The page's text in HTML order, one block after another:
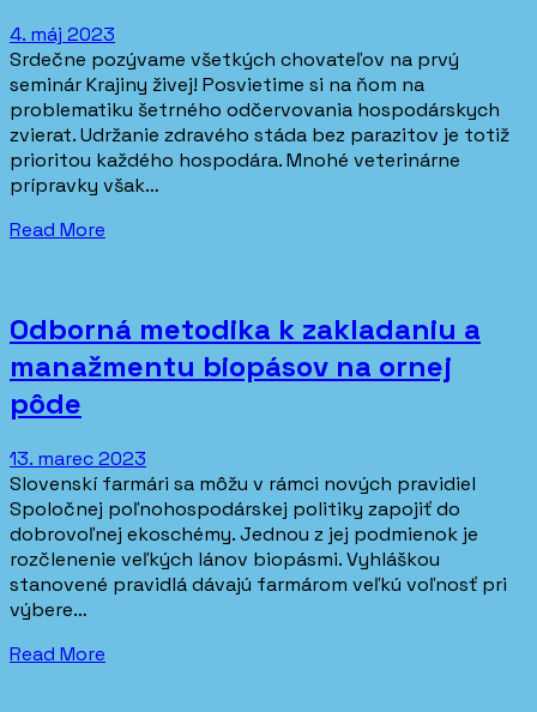
4. máj 2023
Srdečne pozývame všetkých chovateľov na prvý
seminár Krajiny živej! Posvietime si na ňom na
problematiku šetrného odčervovania hospodárskych
zvierat. Udržanie zdravého stáda bez parazitov je totiž
prioritou každého hospodára. Mnohé veterinárne
prípravky však…
Read More
Odborná metodika k zakladaniu a
manažmentu biopásov na ornej
pôde
13. marec 2023
Slovenskí farmári sa môžu v rámci nových pravidiel
Spoločnej poľnohospodárskej politiky zapojiť do
dobrovoľnej ekoschémy. Jednou z jej podmienok je
rozčlenenie veľkých lánov biopásmi. Vyhláškou
stanovené pravidlá dávajú farmárom veľkú voľnosť pri
výbere…
Read More